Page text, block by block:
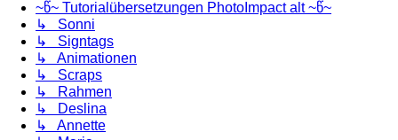
~წ~ Tutorialübersetzungen PhotoImpact alt ~წ~
↳ Sonni
↳ Signtags
↳ Animationen
↳ Scraps
↳ Rahmen
↳ Deslina
↳ Annette